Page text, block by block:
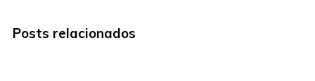
Posts relacionados